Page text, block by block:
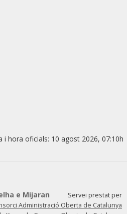
i hora oficials: 10 agost 2026, 07:10h
e Mijaran
Servei prestat per
Administració Oberta de Catalunya